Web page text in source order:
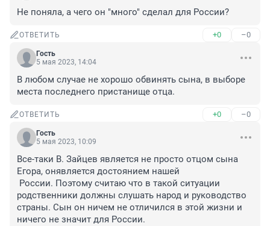
Не поняла, а чего он "много" сделал для России?
ОТВЕТИТЬ +0 –0
Гость
5 мая 2023, 14:04
В любом случае не хорошо обвинять сына, в выборе
места последнего пристанище отца.
ОТВЕТИТЬ +0 –0
Гость
5 мая 2023, 10:09
Все-таки В. Зайцев является не просто отцом сына
Егора, онявляется достоянием нашей
России. Поэтому считаю что в такой ситуации
родственники должны слушать народ и руководство
страны. Сын он ничем не отличился в этой жизни и
ничего не значит для России.